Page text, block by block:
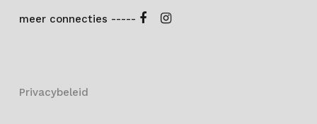
meer connecties -----
Privacybeleid